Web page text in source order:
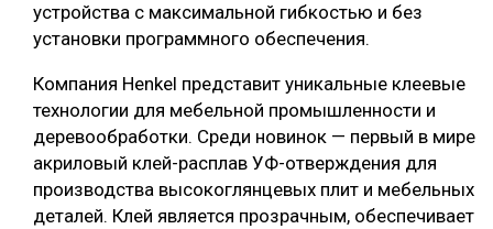
устройства с максимальной гибкостью и без
установки программного обеспечения.
Компания Henkel представит уникальные клеевые
технологии для мебельной промышленности и
деревообработки. Среди новинок — первый в мире
акриловый клей-расплав УФ-отверждения для
производства высокоглянцевых плит и мебельных
деталей. Клей является прозрачным, обеспечивает